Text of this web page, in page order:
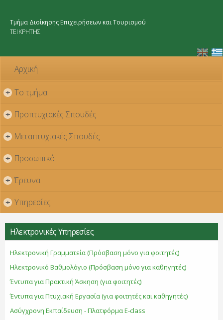
κυρίως
Τμήμα Διοίκησης Επιχειρήσεων και Τουρισμού
ΤΕΙ ΚΡΗΤΗΣ
Αρχική
+ Το τμήμα
+ Προπτυχιακές Σπουδές
+ Μεταπτυχιακές Σπουδές
+ Προσωπικό
+ Έρευνα
+ Υπηρεσίες
Ηλεκτρονικές Υπηρεσίες
Ηλεκτρονική Γραμματεία (Πρόσβαση μόνο για φοιτητές)
Ηλεκτρονικό Βαθμολόγιο (Πρόσβαση μόνο για καθηγητές)
Έντυπα για Πρακτική Άσκηση (για φοιτητές)
Έντυπα για Πτυχιακή Εργασία (για φοιτητές και καθηγητές)
Ασύγχρονη Εκπαίδευση - Πλατφόρμα E-class